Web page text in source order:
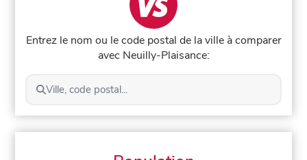
Entrez le nom ou le code postal de la ville à comparer
avec Neuilly-Plaisance:
Ville, code postal...